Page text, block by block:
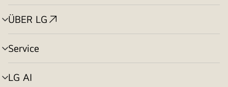
umschalten
ÜBER LG
Menü
umschalten
Service
Menü
umschalten
LG AI
Menü